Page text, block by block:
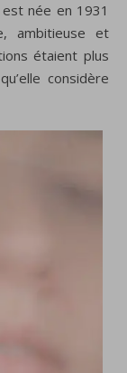
née en 1931
ambitieuse et
étaient plus
considère